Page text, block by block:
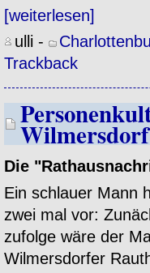
[weiterlesen]
ulli -
Trackback
Wilmersdorf
Die
Ein schlauer Mann
zwei mal vor:
zufolge wäre der
Wilmersdorfer